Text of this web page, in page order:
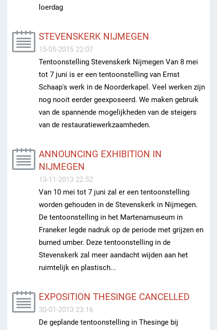
loerdag
STEVENSKERK NIJMEGEN
15-05-2015 22:07
Tentoonstelling Stevenskerk Nijmegen Van 8 mei
tot 7 juni is er een tentoonstelling van Ernst
Schaap's werk in de Noorderkapel. Veel werken zijn
nog nooit eerder geexposeerd. We maken gebruik
van de spannende mogelijkheden van de steigers
van de restauratiewerkzaamheden.
ANNOUNCING EXHIBITION IN
NIJMEGEN
13-11-2013 22:52
Van 10 mei tot 7 juni zal er een tentoonstelling
worden gehouden in de Stevenskerk in Nijmegen.
De tentoonstelling in het Martenamuseum in
Franeker legde nadruk op de periode met grijzen en
burned umber. Deze tentoonstelling in de
Stevenskerk zal meer aandacht wijden aan het
ruimtelijk en plastisch...
EXPOSITION THESINGE CANCELLED
30-01-2013 23:16
De geplande tentoonstelling in Thesinge bij